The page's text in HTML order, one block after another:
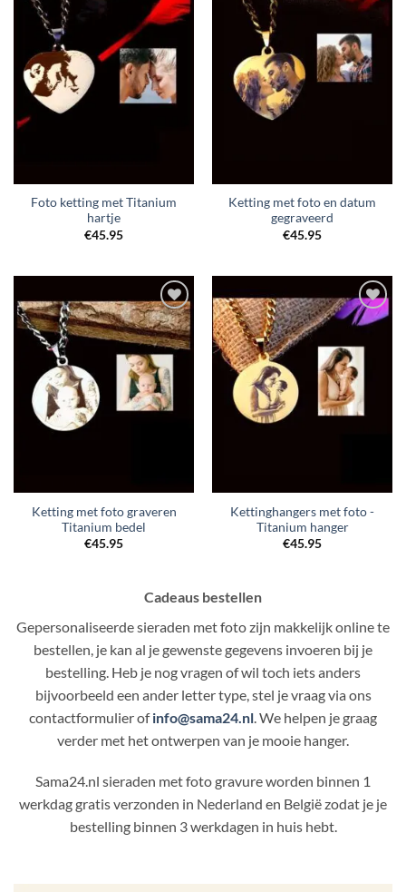
Toevoegen
aan
verlanglijst
Foto ketting met Titanium
hartje
€45.95
Toevoegen
verlanglijst
Ketting met foto en datum
gegraveerd
€45.95
Toevoegen
aan
verlanglijst
Ketting met foto graveren
Titanium bedel
€45.95
Toevoegen
verlanglijst
Kettinghangers met foto -
Titanium hanger
€45.95
Cadeaus bestellen
Gepersonaliseerde sieraden met foto zijn makkelijk online te
bestellen, je kan al je gewenste gegevens invoeren bij je
bestelling. Heb je nog vragen of wil toch iets anders
bijvoorbeeld een ander letter type, stel je vraag via ons
contactformulier ofinfo@sama24.nl . We helpen je graag
verder met het ontwerpen van je mooie hanger.
Sama24.nl sieraden met foto gravure worden binnen 1
werkdag gratis verzonden in Nederland en België zodat je je
bestelling binnen 3 werkdagen in huis hebt.